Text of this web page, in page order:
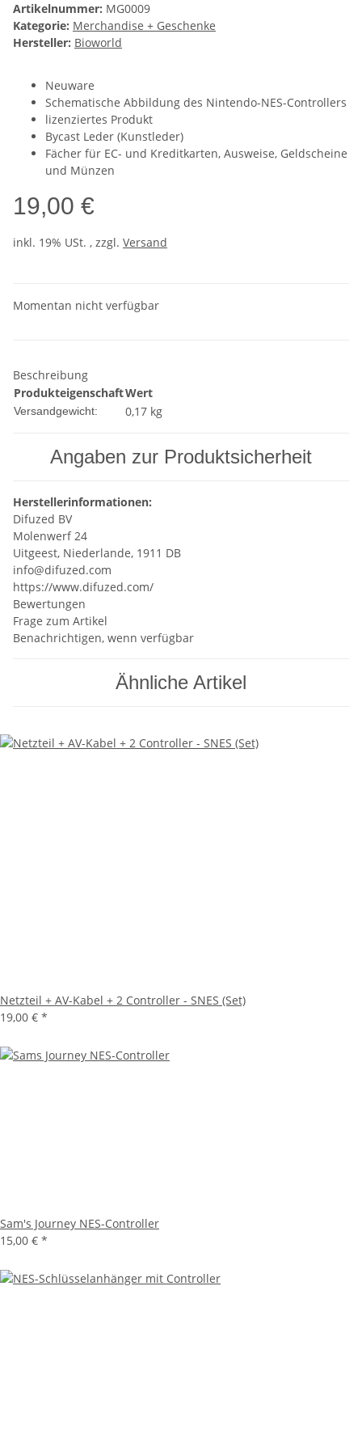
Artikelnummer: MG0009
Kategorie: Merchandise + Geschenke
Hersteller: Bioworld
Neuware
Schematische Abbildung des Nintendo-NES-Controllers
lizenziertes Produkt
Bycast Leder (Kunstleder)
Fächer für EC- und Kreditkarten, Ausweise, Geldscheine
und Münzen
19,00 €
inkl. 19% USt. , zzgl. Versand
Momentan nicht verfügbar
Beschreibung
ProdukteigenschaftWert
Versandgewicht: 0,17 kg
Angaben zur Produktsicherheit
Herstellerinformationen:
Difuzed BV
Molenwerf 24
Uitgeest, Niederlande, 1911 DB
info@difuzed.com
https://www.difuzed.com/
Bewertungen
Frage zum Artikel
Benachrichtigen, wenn verfügbar
Ähnliche Artikel
Netzteil + AV-Kabel + 2 Controller - SNES (Set)
19,00 € *
Sam's Journey NES-Controller
15,00 € *